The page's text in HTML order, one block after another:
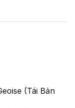
(Tái Bản